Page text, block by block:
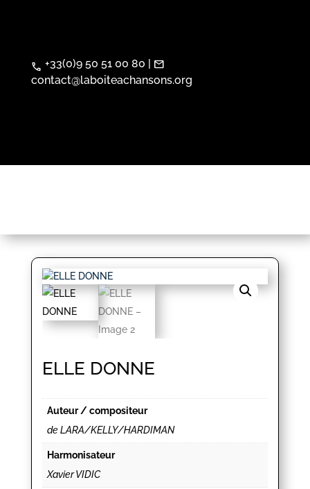
call +33(0)9 50 51 00 80 | mail
contact@laboiteachansons.org
ELLE DONNE
Auteur / compositeur
de LARA/KELLY/HARDIMAN
Harmonisateur
Xavier VIDIC